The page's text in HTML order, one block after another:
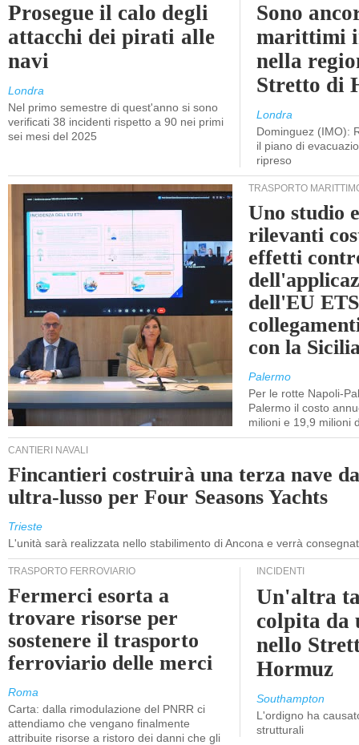
Prosegue il calo degli
attacchi dei pirati alle
navi
Londra
Nel primo semestre di quest'anno si sono
verificati 38 incidenti rispetto a 90 nei primi
sei mesi del 2025
Sono
marittimi
nella
Stretto di
Londra
Dominguez (IMO):
il piano di
ripreso
TRASPORTO
Uno studio
rilevanti
effetti
dell'EU
con la
Palermo
Per le rotte Napoli-
Palermo il costo
milioni e 19,9 milioni
CANTIERI NAVALI
Fincantieri costruirà una terza nave
ultra-lusso per Four Seasons Yachts
Trieste
L'unità sarà realizzata nello stabilimento di Ancona e verrà
TRASPORTO FERROVIARIO
Fermerci esorta a
trovare risorse per
sostenere il trasporto
ferroviario delle merci
Roma
Carta: dalla rimodulazione del PNRR ci
attendiamo che vengano finalmente
attribuite risorse a ristoro dei danni che gli
INCIDENTI
Un'altra
colpita da
nello
Hormuz
Southampton
L'ordigno ha
strutturali